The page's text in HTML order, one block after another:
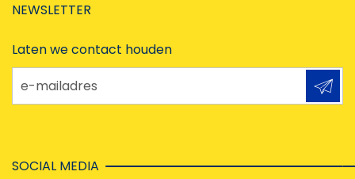
NEWSLETTER
Laten we contact houden
e-mailadres
SOCIAL MEDIA